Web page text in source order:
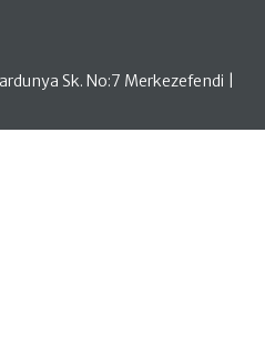
Sk. No:7 Merkezefendi |